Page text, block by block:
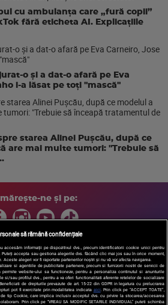
cu ambulanța care „fură copii”
fără eticheta AI. Explicațiile
o și a dat-o afară pe Eva
i-a lăsat pe toți "mască"
starea Alinei Pușcău, după ce
are mai multe tumori: "Trebuie să
ne și pe:
2026 / DIGI ROMANIA S.A.
Politica de confidentialitate
Termeni
| Contact/Info Codul etic
să rămână confidențiale
accesăm informații pe dispozitivul dvs., precum identificatorii cookie unici pentru
Puteți accepta sau gestiona alegerile dvs. făcând clic mai jos sau în orice moment,
alegeri vor fi raportate partenerilor noștri și nu vă vor afecta navigarea.
si agentiile de publicitate partenere, precum si furnizorii nostri de servicii de
website-ului sa functioneze, pentru a personaliza continutul si anunturile
si/sau profilul dvs., pentru a va oferi functionalitati aferente retelelor de socializare
de drepturile prevazute de art. 15-22 din GDPR in legatura cu prelucrarea
pot fi exercitate prin modalitatea indicata aici. Prin click pe “ACCEPT TOATE”,
tip Cookie, care implica inclusiv acceptul dvs. cu privire la stocarea/accesarea
Prin click pe “VREAU SA MODIFIC SETARILE INDIVIDUAL” puteti schimba